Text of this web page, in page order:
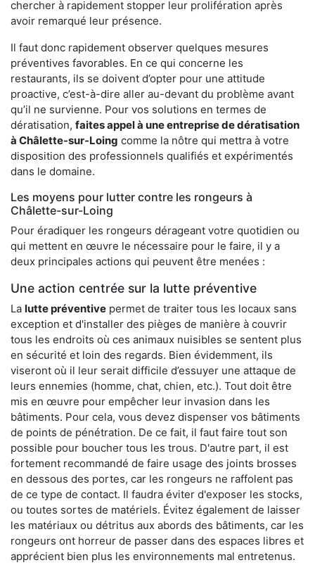
chercher à rapidement stopper leur prolifération après
avoir remarqué leur présence.
Il faut donc rapidement observer quelques mesures
préventives favorables. En ce qui concerne les
restaurants, ils se doivent d’opter pour une attitude
proactive, c’est-à-dire aller au-devant du problème avant
qu’il ne survienne. Pour vos solutions en termes de
dératisation, faites appel à une entreprise de dératisation
à Châlette-sur-Loing comme la nôtre qui mettra à votre
disposition des professionnels qualifiés et expérimentés
dans le domaine.
Les moyens pour lutter contre les rongeurs à
Châlette-sur-Loing
Pour éradiquer les rongeurs dérageant votre quotidien ou
qui mettent en œuvre le nécessaire pour le faire, il y a
deux principales actions qui peuvent être menées :
Une action centrée sur la lutte préventive
La lutte préventive permet de traiter tous les locaux sans
exception et d'installer des pièges de manière à couvrir
tous les endroits où ces animaux nuisibles se sentent plus
en sécurité et loin des regards. Bien évidemment, ils
viseront où il leur serait difficile d’essuyer une attaque de
leurs ennemies (homme, chat, chien, etc.). Tout doit être
mis en œuvre pour empêcher leur invasion dans les
bâtiments. Pour cela, vous devez dispenser vos bâtiments
de points de pénétration. De ce fait, il faut faire tout son
possible pour boucher tous les trous. D'autre part, il est
fortement recommandé de faire usage des joints brosses
en dessous des portes, car les rongeurs ne raffolent pas
de ce type de contact. Il faudra éviter d'exposer les stocks,
ou toutes sortes de matériels. Évitez également de laisser
les matériaux ou détritus aux abords des bâtiments, car les
rongeurs ont horreur de passer dans des espaces libres et
apprécient bien plus les environnements mal entretenus.